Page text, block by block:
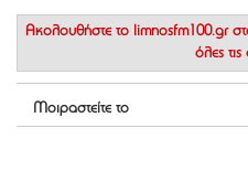
Ακολουθήστε το limnosfm100.gr
όλες τις
Μοιραστείτε το